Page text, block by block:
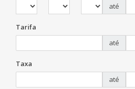
até
Tarifa
até
Taxa
até